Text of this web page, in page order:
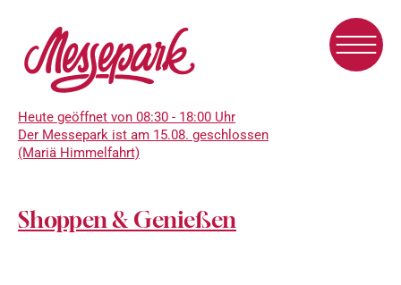
zum
Inhalt
Heute geöffnet von 08:30 - 18:00 Uhr
Der Messepark ist am 15.08. geschlossen
(Mariä Himmelfahrt)
Shoppen & Genießen